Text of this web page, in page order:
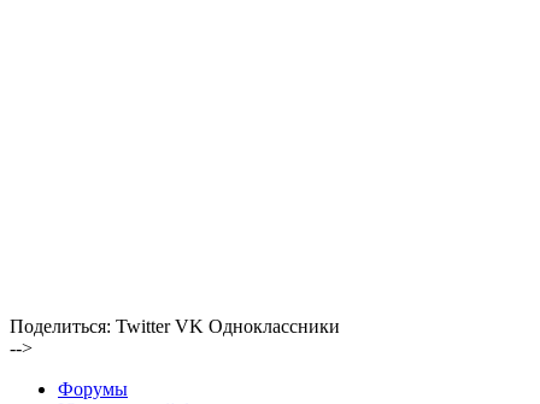
Поделиться: Twitter VK Одноклассники
-->
Форумы